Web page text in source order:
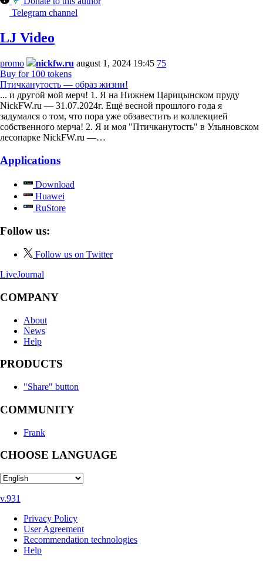
Telegram channel
LJ Video
promo nickfw.ru august 1, 2024 19:45 75
Buy for 100 tokens
Птичканутость — образ жизни!
... и другой мой мерч! 1. Я на Нижнем Царицынском пруду
NickFW.ru — 31.07.2024г. Ещё весной прошлого года я
задумался о том, что пора уже обзавестить и коллекцией
собственного мерча! 2. Я и моя "Птичканутость" в Ульяновском
лесопарке NickFW.ru —…
Applications
Download
Huawei
RuStore
Follow us:
Follow us on Twitter
LiveJournal
COMPANY
About
News
Help
PRODUCTS
"Share" button
COMMUNITY
Frank
CHOOSE LANGUAGE
v.931
Privacy Policy
User Agreement
Recommendation technologies
Help